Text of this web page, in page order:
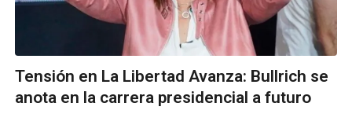
Tensión en La Libertad Avanza: Bullrich se
anota en la carrera presidencial a futuro